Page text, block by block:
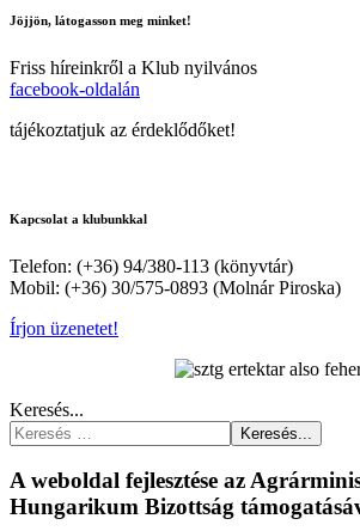
Jöjjön, látogasson meg minket!
Friss híreinkről a Klub nyilvános
facebook-oldalán
tájékoztatjuk az érdeklődőket!
Kapcsolat a klubunkkal
Telefon: (+36) 94/380-113 (könyvtár)
Mobil: (+36) 30/575-0893 (Molnár Piroska)
Írjon üzenetet!
Keresés...
Keresés...
A weboldal fejlesztése az
Hungarikum Bizottság